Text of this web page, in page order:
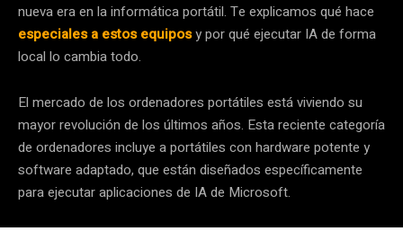
nueva era en la informática portátil. Te explicamos qué hace
especiales a estos equiposy por qué ejecutar IA de forma
local lo cambia todo.
El mercado de los ordenadores portátiles está viviendo su
mayor revolución de los últimos años. Esta reciente categoría
de ordenadores incluye a portátiles con hardware potente y
software adaptado, que están diseñados específicamente
para ejecutar aplicaciones de IA de Microsoft.